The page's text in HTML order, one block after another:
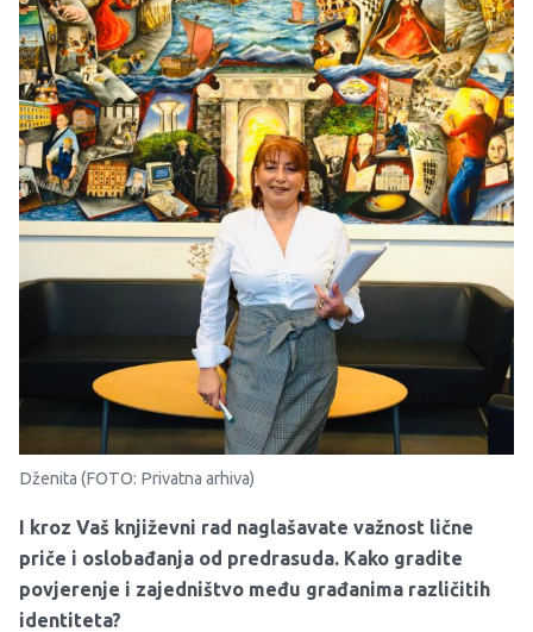
Dženita (FOTO: Privatna arhiva)
I kroz Vaš književni rad naglašavate važnost lične
priče i oslobađanja od predrasuda. Kako gradite
povjerenje i zajedništvo među građanima različitih
identiteta?